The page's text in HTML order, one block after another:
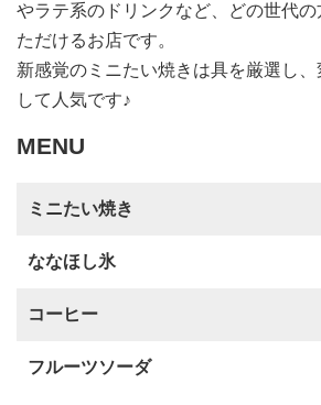
やラテ系のドリンクなど、どの世代
ただけるお店です。
新感覚のミニたい焼きは具を厳選し
して人気です♪
MENU
ミニたい焼き
ななほし氷
コーヒー
フルーツソーダ